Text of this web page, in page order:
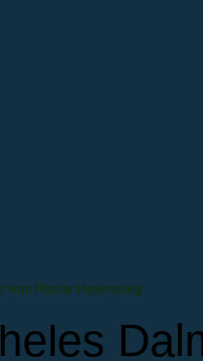
vom Harzer Hexenstieg